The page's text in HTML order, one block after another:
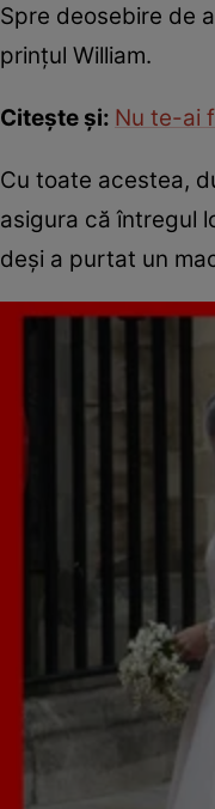
Spre deosebire de
prințul William.
Citește și: Nu te-ai
Cu toate acestea,
asigura că întregul
deși a purtat un